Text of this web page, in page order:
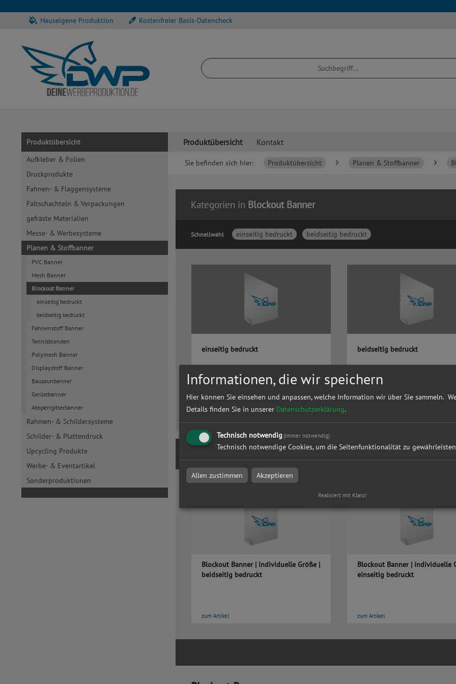
Hauseigene Produktion Kostenfreier Basis-Datencheck
Produktübersicht
Aufkleber & Folien
Druckprodukte
Fahnen- & Flaggensysteme
Faltschachteln & Verpackungen
gefräste Materialien
Messe- & Werbesysteme
Planen & Stoffbanner
PVC Banner
Mesh Banner
Blockout Banner
einseitig bedruckt
beidseitig bedruckt
Fahnenstoff Banner
Tennisblenden
Polymesh Banner
Displaystoff Banner
Bauzaunbanner
Gerüstbanner
Absperrgitterbanner
Rahmen- & Schildersysteme
Schilder- & Plattendruck
Upcycling Produkte
Werbe- & Eventartikel
Sonderproduktionen
Produktübersicht Kontakt
Sie befinden sich hier: Produktübersicht Planen & Stoffbanner
Kategorien in Blockout Banner
Schnellwahl einseitig bedruckt beidseitig bedruckt
einseitig bedruckt
Blockout Banner einseitig bedruckt ✓Ihre
Wunschgröße ✓viele Optionen ✓schnell &
✓versandkostenfrei
beidseitig bedruckt
Blockout Banner beidseitig bedruckt
Wunschgröße ✓viele Optionen ✓schnell
✓versandkostenfrei
Blockout Banner
Blockout Banner | individuelle Größe |
beidseitig bedruckt
zum Artikel
Blockout Banner | individuelle
einseitig bedruckt
zum Artikel
Informationen, die wir speichern
Hier können Sie einsehen und anpassen, welche Information wir über Sie sammeln.
Details finden Sie in unserer Datenschutzerklärung.
Technisch notwendig (immer notwendig)
Technisch notwendige Cookies, um die Seitenfunktionalität zu gewährleisten
Allen zustimmen Akzeptieren
Realisiert mit Klaro!